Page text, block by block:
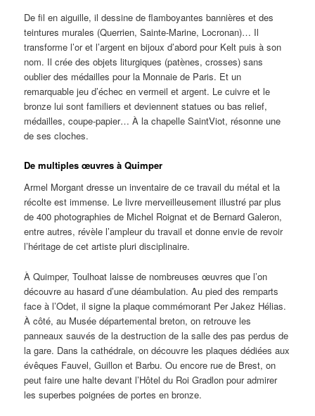
De fil en aiguille, il dessine de flamboyantes bannières et des
teintures murales (Querrien, Sainte-Marine, Locronan)… Il
transforme l’or et l’argent en bijoux d’abord pour Kelt puis à son
nom. Il crée des objets liturgiques (patènes, crosses) sans
oublier des médailles pour la Monnaie de Paris. Et un
remarquable jeu d’échec en vermeil et argent. Le cuivre et le
bronze lui sont familiers et deviennent statues ou bas relief,
médailles, coupe-papier… À la chapelle SaintViot, résonne une
de ses cloches.
De multiples œuvres à Quimper
Armel Morgant dresse un inventaire de ce travail du métal et la
récolte est immense. Le livre merveilleusement illustré par plus
de 400 photographies de Michel Roignat et de Bernard Galeron,
entre autres, révèle l’ampleur du travail et donne envie de revoir
l’héritage de cet artiste pluri disciplinaire.
À Quimper, Toulhoat laisse de nombreuses œuvres que l’on
découvre au hasard d’une déambulation. Au pied des remparts
face à l’Odet, il signe la plaque commémorant Per Jakez Hélias.
À côté, au Musée départemental breton, on retrouve les
panneaux sauvés de la destruction de la salle des pas perdus de
la gare. Dans la cathédrale, on découvre les plaques dédiées aux
évêques Fauvel, Guillon et Barbu. Ou encore rue de Brest, on
peut faire une halte devant l’Hôtel du Roi Gradlon pour admirer
les superbes poignées de portes en bronze.